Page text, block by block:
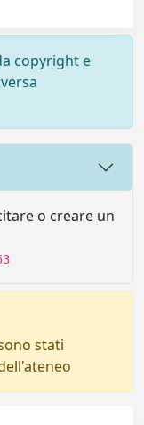
copyright e
o creare un
stati